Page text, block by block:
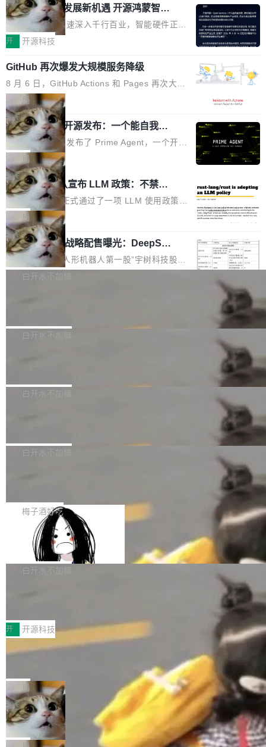
高了。全域营销服务商的竞争正在从规模转向深
度,案例厚度、全域覆盖、多线协同...
或造假。问题是，作为读者，如果你筛选出那些
看起来最令人兴奋的论文，那它们大部分都是过
度宣传的。」 这才是真正的痛点。不是所有论文
都有问题，是最吸引眼球的那批论文最有问题。
他引用的帖子来自 Mathew Shen，一位 ICLR 2
026 的读者：「看了篇 ...
的早期工程师之一，在 Grok 训练基础设施团队
工作过。近日他在 X 上发了一条帖子，列出了他
认为现代 AI 领域最重要的三个开源项目。 第一
理由很具体。FA 系列不需要解释，但 FA2 是他
认为最重要的一个——复杂度恰到好处，刚好能
驱动你去学 CuTe，但还没被那些"邪恶的" Hopp
er++ 优化所淹没，足够容易修改和适配。 更关
键的是 FA2 的持久性...
共商智能硬件发展新机遇 开源鸿蒙智能
硬件开发者日杭州站即将举行
随着万物智联加速深入千行百业，智能硬件正从
单点设备迈向智能化、网联化、协同化发展。作
鸿蒙通过统一技术底座和分布式能力，为不同类
型智能设备的开发、连接与互联提供关键支撑，
也为产业链企业探索产品创新与商业增长打开新
的空间。 8月14日，开源鸿蒙智能硬件开发者日
（OHDD：OpenHarmony Hardware Develope
r Day）将在杭州启航。活动面向智能硬件产业
链企业和开发者，邀请行业专家与资深技术顾
问，围绕开源鸿蒙技术能力、设备适配、芯片适
配、功耗与稳定性调优、兼容性测评及统一互联
等内容展开系统讲解和实战交流，帮助企业进一
步了解开源鸿蒙在智能...
开 开源科技
GitHub 再次爆发大规模服务降级
8 月 6 日，GitHub Actions 和 Pages 再次大规
模服务降级，Actions 完全不可用超过 5 小时，
webhook 停发，连自托管 runner 也因调度层故
障无法工作。Pages、Copilot code review、C
opilot coding agent 全部受影响。从检测到完全
恢复，大约 12 小时。 这是 2026 年 8 月的第六
起事故，其中四起与 AI/Copilot 服务相关。 Git
Hub 员工 kdaigle 在 HN 讨论中贴出了一组数
据：2025 年全年 10 亿次 commit。现在，每周
2.75 亿次，全年预计 140 亿次。GitHub...
局
Prime Agent 开源发布：一个能自我改
进的编程 Agent，ARC-AGI 3 超越人类
专家基线
Prime Intellect 发布了 Prime Agent，一个开源
的编程 Agent Harness，核心设计围绕两个抽
象：Recursive Language Model（RLM）和 C
ontinual Harness。在 ARC-AGI 3 基准测试
上，Prime Agent + Opus 5 的组合达到了 95.
5% RHAE Best@1，超过了 ARC 报告的人类专
家基线 95.4%。 不是又一个 coding agent 包装
器 Prime Agent 的架构和市面上大多数 coding
agent 有本质区别。大多数 agent harness 的设
计是基于早期模型的能力—...
局
Rust 项目团队宣布 LLM 政策：不禁
止，但你要承认哪些代码不是你写的
Rust 语言项目正式通过了一项 LLM 使用政策，
覆盖 rust-lang/rust 单一仓库的代码贡献。这不
是项目级别的官方立场，目前由五个团队采纳，
但它可能是主流开源项目中关于 AI 辅助贡献最
细致的一份规则。 政策的核心只有一句话：LLM
可以用来分析、提炼、审阅、建议，但不能用来
不得生成涉及安全性的关键变更，除非作者本身
局
宇树科技 IPO 战略配售曝光：DeepSe
ek 获配 93.3 万股，锁定 36 个月
8月6日晚间，“人形机器人第一股”宇树科技股份
有限公司披露IPO发行价格及战略配售结果，杭
36个月。 公告显示，本次宇树科技战略配售对
员工参与设立的专项资产管理计划。其中，Dee
获配9...
白开水不加糖
Bug fixes and enhancements 修复多次传递同
一个回归问题，该问题导致拉取镜像时会拒绝包
题，该问题可能导致在旧版 Linux 内核...
白开水不加糖
e 孵化器项目管理委员会（IPMC）投票中获得
P）！这一里程碑不仅标志着 Fluss 迈入新的发
白开水不加糖
长期停止内容更新，未能实现其作为“AI版维基百
提交的编辑请求也长期处于待处理状态。 Groki
pedia 于去年底上线，定位为由人工智能生成内
容的百科平台，被马斯克视为传统众包百科网站
维基百科的替代方案。Lawfare 调查发现，无论
热门页面还是低关注度页面，均未出现近期更
白开水不加糖
是这样的：配 MessageSource 的 Bean、写 R
eloadableResourceBundleMessageSource、
声明 LocaleResolver、注册 LocaleChangeInt
erceptor…五六步之后才能看到第一行翻译文
本。 Solon 换了个方式。整个 i18n 模块围绕三
梅子酒好吃
Apache Doris 4.1 全面增强 Iceberg：
支持 UPDATE、MERGE INTO 与 Iceb
erg V3
Apache Doris 4.1 要补齐的，正是缺失的那一
半。在已有查询能力的基础上，Doris 进一步支
常维护操作，并完整支持 Iceberg V3 格式。
白开水不加糖
村国家自主创新示范区会议中心开幕。本届大会
由中关村智联软件服务业质量创新联盟主办，以
“智构可信·质创未来——AI原生时代的质量新范
式”为主题，直面AI从实验室走向规模化产业落地
的核心质量命题。会上，《2026智能研发生产力
工具选型手册》发布，Testin云测的Testin XAge
nt智能测试系统入选AI测试领域代表产品。对CI
O而言，这提示了一个转变：AI测试正在从效率
工具升级为企业的质量基础设施。 CIO面对的新
开 开源科技
让非法状态不可表示：一篇关于 ADT
有一种东西，一旦用过就回不去了。Alex Fedos
eev 管它叫"软件设计的基石"。 他说的东西不新
鲜——代数数据类型（ADT），尤其是和类型
（sum type）。但他说清楚了一件事：这不是类
型系统的学术体操，是日常编码的思维方式。 文
章从一个简单的例子切入。一个网站的深色主题
局
Cloudflare 开源内部企业 AI 平台 Clou
dflare OS
Cloudflare 发布了一个开源项目 Cloudflare O
S。如果你只看官方博客，你会觉得这是又一